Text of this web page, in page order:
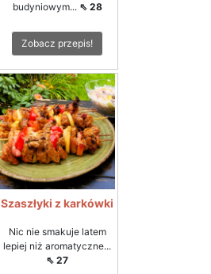
budyniowym... ⇖ 28
Zobacz przepis!
Szaszłyki z karkówki
Nic nie smakuje latem
lepiej niż aromatyczne...
⇖ 27